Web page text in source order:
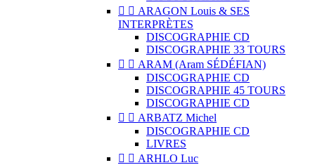
  ARAGON Louis & SES
INTERPRÈTES
DISCOGRAPHIE CD
DISCOGRAPHIE 33 TOURS
  ARAM (Aram SÉDÉFIAN)
DISCOGRAPHIE CD
DISCOGRAPHIE 45 TOURS
DISCOGRAPHIE CD
  ARBATZ Michel
DISCOGRAPHIE CD
LIVRES
  ARHLO Luc